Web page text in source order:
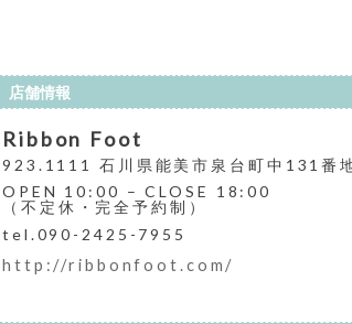
店舗情報
Ribbon Foot
923.1111 石川県能美市泉台町中131番
OPEN 10:00 – CLOSE 18:00
（不定休・完全予約制）
tel.090-2425-7955
http://ribbonfoot.com/